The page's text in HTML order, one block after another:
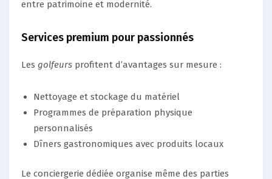
entre patrimoine et modernité.
Services premium pour passionnés
Les golfeurs profitent d’avantages sur mesure :
Nettoyage et stockage du matériel
Programmes de préparation physique
personnalisés
Dîners gastronomiques avec produits locaux
Le conciergerie dédiée organise même des parties